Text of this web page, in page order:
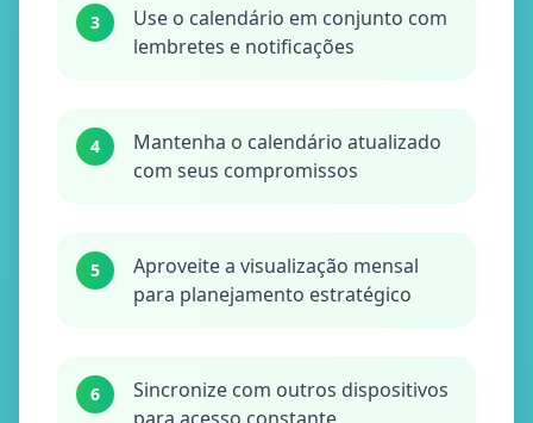
3
Use o calendário em conjunto com
lembretes e notificações
4
Mantenha o calendário atualizado
com seus compromissos
5
Aproveite a visualização mensal
para planejamento estratégico
6
Sincronize com outros dispositivos